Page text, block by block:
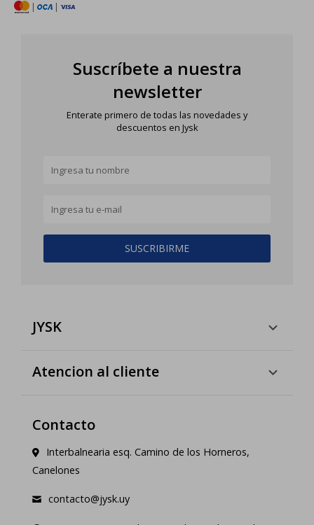
|
|
Suscríbete a nuestra
newsletter
Enterate primero de todas las novedades y
descuentos en Jysk
SUSCRIBIRME
JYSK
Atencion al cliente
Contacto
Interbalnearia esq. Camino de los Horneros,
Canelones
contacto@jysk.uy